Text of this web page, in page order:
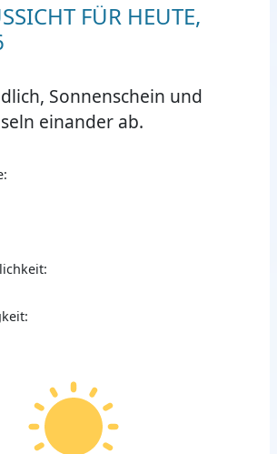
FÜR HEUTE,
Sonnenschein und
einander ab.